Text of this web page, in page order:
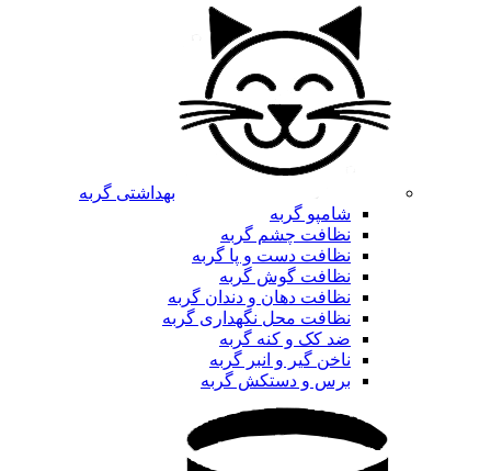
بهداشتی گربه
شامپو گربه
نظافت چشم گربه
نظافت دست و پا گربه
نظافت گوش گربه
نظافت دهان و دندان گربه
نظافت محل نگهداری گربه
ضد کک و کنه گربه
ناخن گیر و انبر گربه
برس و دستکش گربه